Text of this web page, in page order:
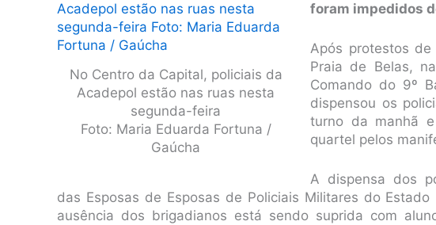
No Centro da Capital, policiais da
Acadepol estão nas ruas nesta
segunda-feira
Foto: Maria Eduarda Fortuna /
Gaúcha
foram impedidos
Após protestos
Praia de Belas,
Comando do 9º
dispensou os
turno da manhã
quartel pelos
A dispensa dos
das Esposas de Esposas de Policiais Militares do
ausência dos brigadianos está sendo suprida com